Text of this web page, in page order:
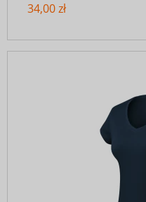
34,00 zł